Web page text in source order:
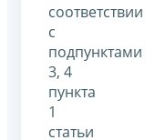
соответствии
с
подпунктами
3, 4
пункта
1
статьи